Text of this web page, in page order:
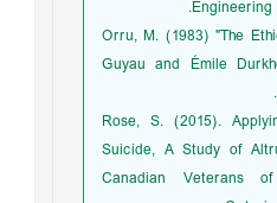
Orru, M. (1983) "The
Guyau and Émile
Rose, S. (2015).
Suicide, A Study of
Canadian Veterans